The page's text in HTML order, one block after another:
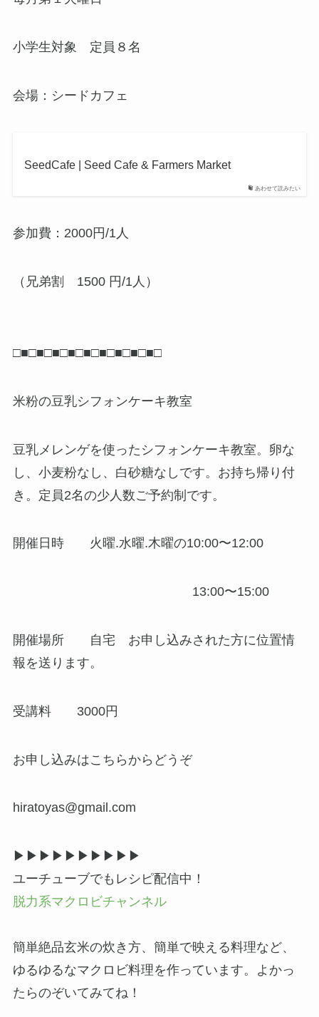
小学生対象 定員８名
会場：シードカフェ
あわせて読みたい
SeedCafe | Seed Cafe & Farmers Market
参加費：2000円/1人
（兄弟割 1500 円/1人）
□■□■□■□■□■□■□■□■□■□
米粉の豆乳シフォンケーキ教室
豆乳メレンゲを使ったシフォンケーキ教室。卵な
し、小麦粉なし、白砂糖なしです。お持ち帰り付
き。定員2名の少人数ご予約制です。
開催日時 火曜.水曜.木曜の10:00〜12:00
13:00〜15:00
開催場所 自宅 お申し込みされた方に位置情
報を送ります。
受講料 3000円
お申し込みはこちらからどうぞ
hiratoyas@gmail.com
▶▶︎▶︎▶▶︎▶︎▶▶︎▶︎▶
ユーチューブでもレシピ配信中！
脱力系マクロビチャンネル
簡単絶品玄米の炊き方、簡単で映える料理など、
ゆるゆるなマクロビ料理を作っています。よかっ
たらのぞいてみてね！